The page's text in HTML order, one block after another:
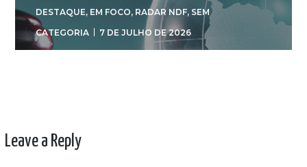
DESTAQUE, EM FOCO, RADAR NDF, SEM
CATEGORIA
7 DE JULHO DE 2026
Leave a Reply